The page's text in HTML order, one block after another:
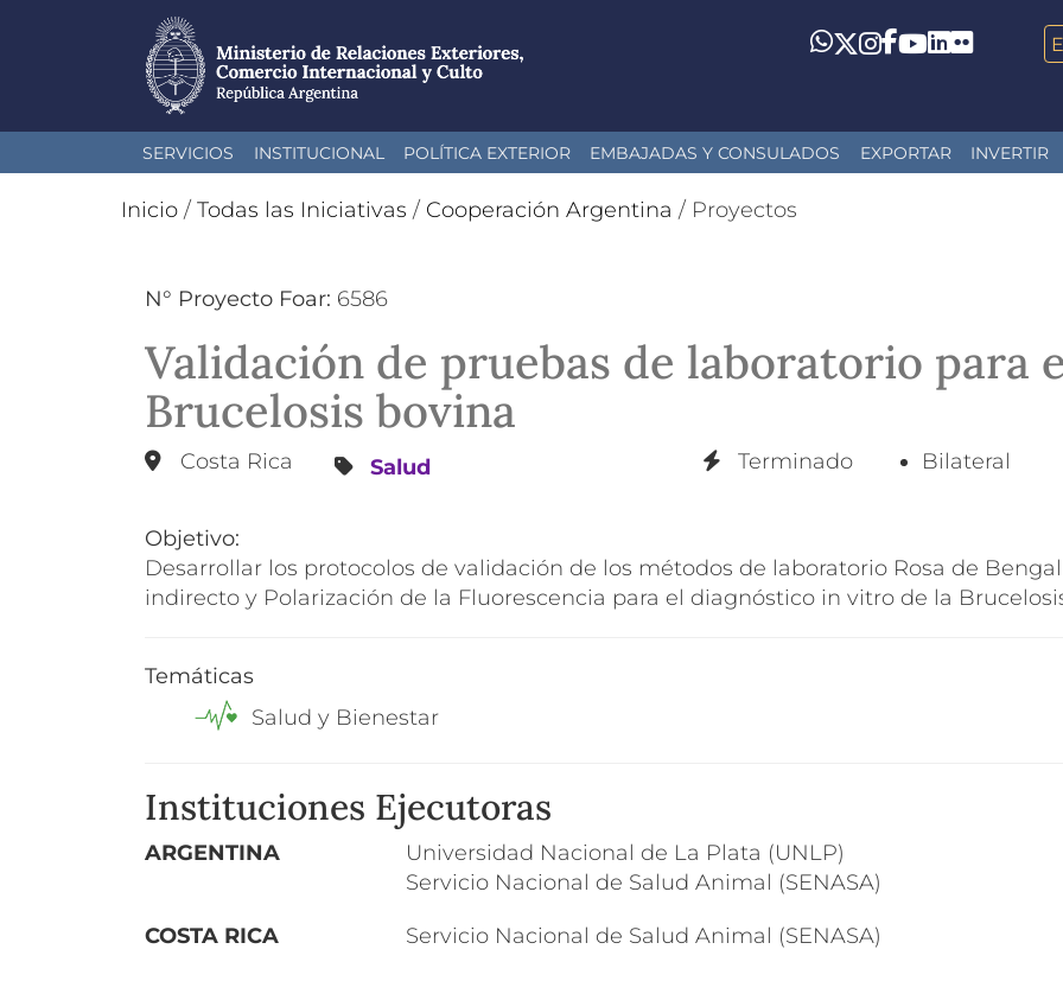
al
Whatsapp
Twitter
Instagram
Facebook
YouTube
LinkedIn
Flickr
SERVICIOS INSTITUCIONAL POLÍTICA EXTERIOR EMBAJADAS Y CONSULADOS EXPORTAR INVERTIR
Inicio / Todas las Iniciativas / Cooperación Argentina / Proyectos
N° Proyecto Foar: 6586
Validación de pruebas de laboratorio para
Brucelosis bovina
Costa Rica Salud Terminado Bilateral
Objetivo:
Desarrollar los protocolos de validación de los métodos de laboratorio Rosa de
indirecto y Polarización de la Fluorescencia para el diagnóstico in vitro de la
Temáticas
Salud y Bienestar
Instituciones Ejecutoras
ARGENTINA
Universidad Nacional de La Plata (UNLP)
Servicio Nacional de Salud Animal (SENASA)
COSTA RICA Servicio Nacional de Salud Animal (SENASA)